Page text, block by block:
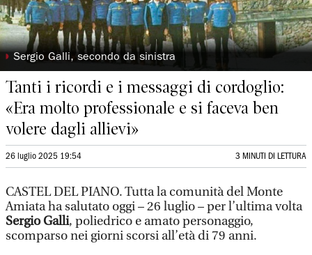
◗ Sergio Galli, secondo da sinistra
Tanti i ricordi e i messaggi di cordoglio:
«Era molto professionale e si faceva ben
volere dagli allievi»
26 luglio 2025 19:54 3 MINUTI DI LETTURA
CASTEL DEL PIANO. Tutta la comunità del Monte
Amiata ha salutato oggi – 26 luglio – per l’ultima volta
Sergio Galli, poliedrico e amato personaggio,
scomparso nei giorni scorsi all’età di 79 anni.